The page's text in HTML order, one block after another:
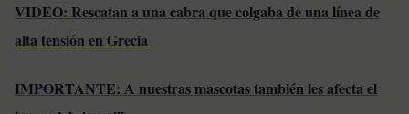
VIDEO: Rescatan a una cabra que colgaba de una línea de
alta tensión en Grecia
IMPORTANTE: A nuestras mascotas también les afecta el